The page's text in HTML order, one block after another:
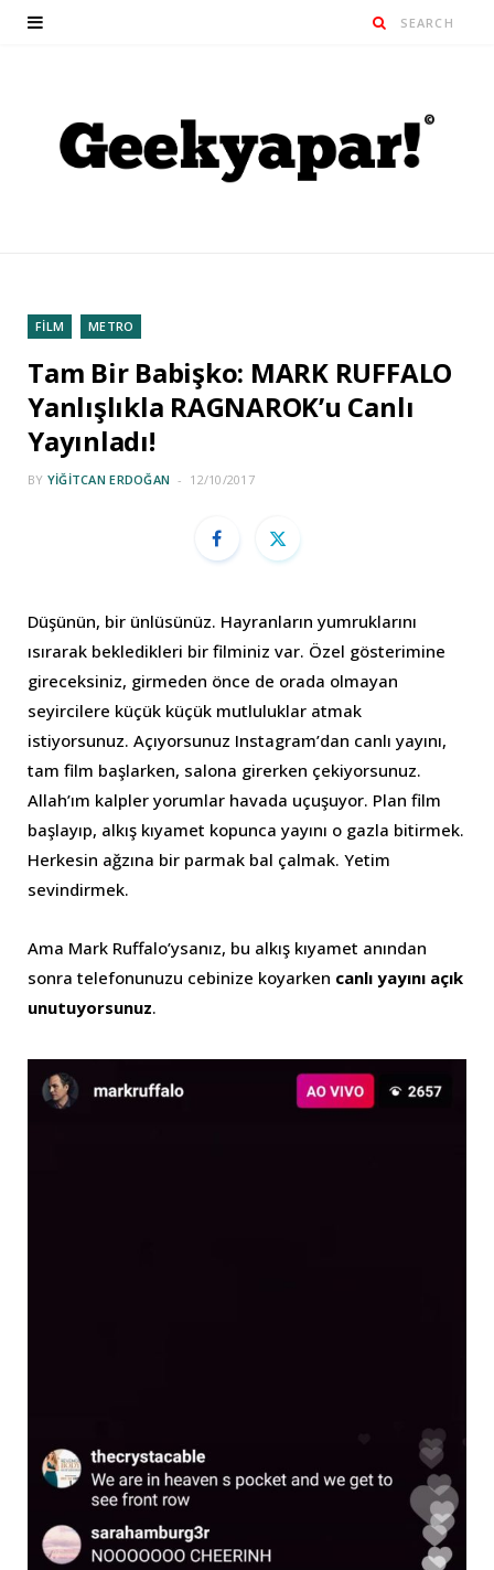
FİLM METRO
Tam Bir Babişko: MARK RUFFALO
Yanlışlıkla RAGNAROK’u Canlı
Yayınladı!
BY YIĞITCAN ERDOĞAN 12/10/2017
Düşünün, bir ünlüsünüz. Hayranların yumruklarını
ısırarak bekledikleri bir filminiz var. Özel gösterimine
gireceksiniz, girmeden önce de orada olmayan
seyircilere küçük küçük mutluluklar atmak
istiyorsunuz. Açıyorsunuz Instagram’dan canlı yayını,
tam film başlarken, salona girerken çekiyorsunuz.
Allah’ım kalpler yorumlar havada uçuşuyor. Plan film
başlayıp, alkış kıyamet kopunca yayını o gazla bitirmek.
Herkesin ağzına bir parmak bal çalmak. Yetim
sevindirmek.
Ama Mark Ruffalo’ysanız, bu alkış kıyamet anından
sonra telefonunuzu cebinize koyarken canlı yayını açık
unutuyorsunuz.